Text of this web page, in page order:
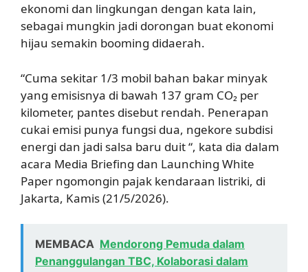
ekonomi dan lingkungan dengan kata lain,
sebagai mungkin jadi dorongan buat ekonomi
hijau semakin booming didaerah.
“Cuma sekitar 1/3 mobil bahan bakar minyak
yang emisisnya di bawah 137 gram CO₂ per
kilometer, pantes disebut rendah. Penerapan
cukai emisi punya fungsi dua, ngekore subdisi
energi dan jadi salsa baru duit “, kata dia dalam
acara Media Briefing dan Launching White
Paper ngomongin pajak kendaraan listriki, di
Jakarta, Kamis (21/5/2026).
MEMBACA Mendorong Pemuda dalam
Penanggulangan TBC, Kolaborasi dalam